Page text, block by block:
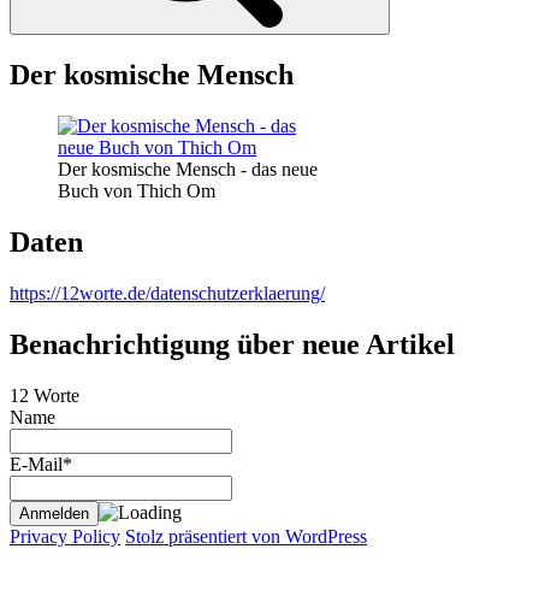
Der kosmische Mensch
Der kosmische Mensch - das neue
Buch von Thich Om
Daten
https://12worte.de/datenschutzerklaerung/
Benachrichtigung über neue Artikel
12 Worte
Name
E-Mail*
Privacy Policy Stolz präsentiert von WordPress